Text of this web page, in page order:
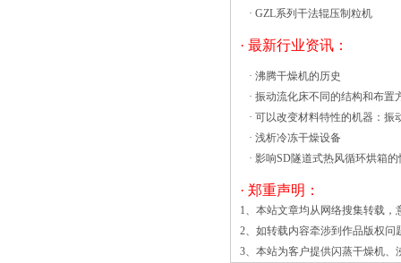
· GZL系列干法辊压制粒机
· 最新行业资讯：
· 沸腾干燥机的历史
· 振动流化床不同的结构和布置
· 可以改变材料特性的机器：振
· 浅析冷冻干燥设备
· 影响SD隧道式热风循环烘箱
· 郑重声明：
1、本站文章均从网络搜集转载
2、如转载内容牵涉到作品版权
3、本站为客户提供闪蒸干燥机、